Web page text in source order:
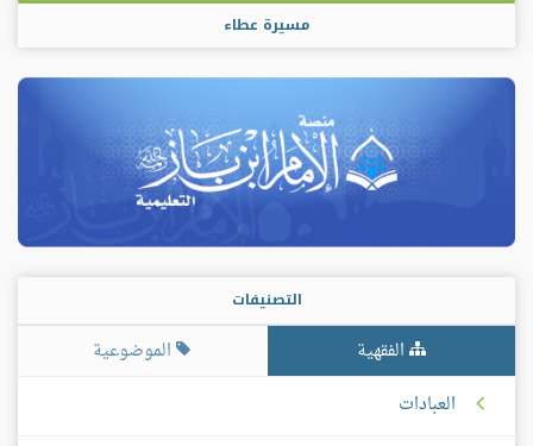
مسيرة عطاء
التصنيفات
الفقهية
الموضوعية
العبادات